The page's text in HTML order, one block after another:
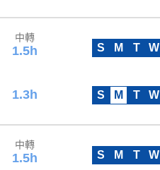
中轉
1.5h S M T W
1.3h S M T W
中轉
1.5h S M T W